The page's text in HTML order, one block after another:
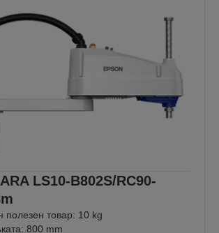
LS10-B802S/RC90-
полезен товар: 10 kg
800 mm